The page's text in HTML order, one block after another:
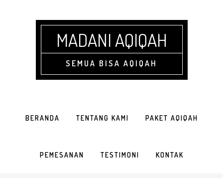
MADANI AQIQAH
SEMUA BISA AQIQAH
BERANDA TENTANG KAMI PAKET AQIQAH
PEMESANAN TESTIMONI KONTAK